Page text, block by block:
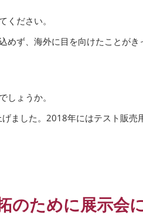
ください。
めず、海外に目を向けたことが
しょうか。
ました。2018年にはテスト販
のために展示会